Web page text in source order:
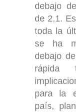
debajo
de 2,1.
toda la
se ha
debajo
rápida
para la
país,